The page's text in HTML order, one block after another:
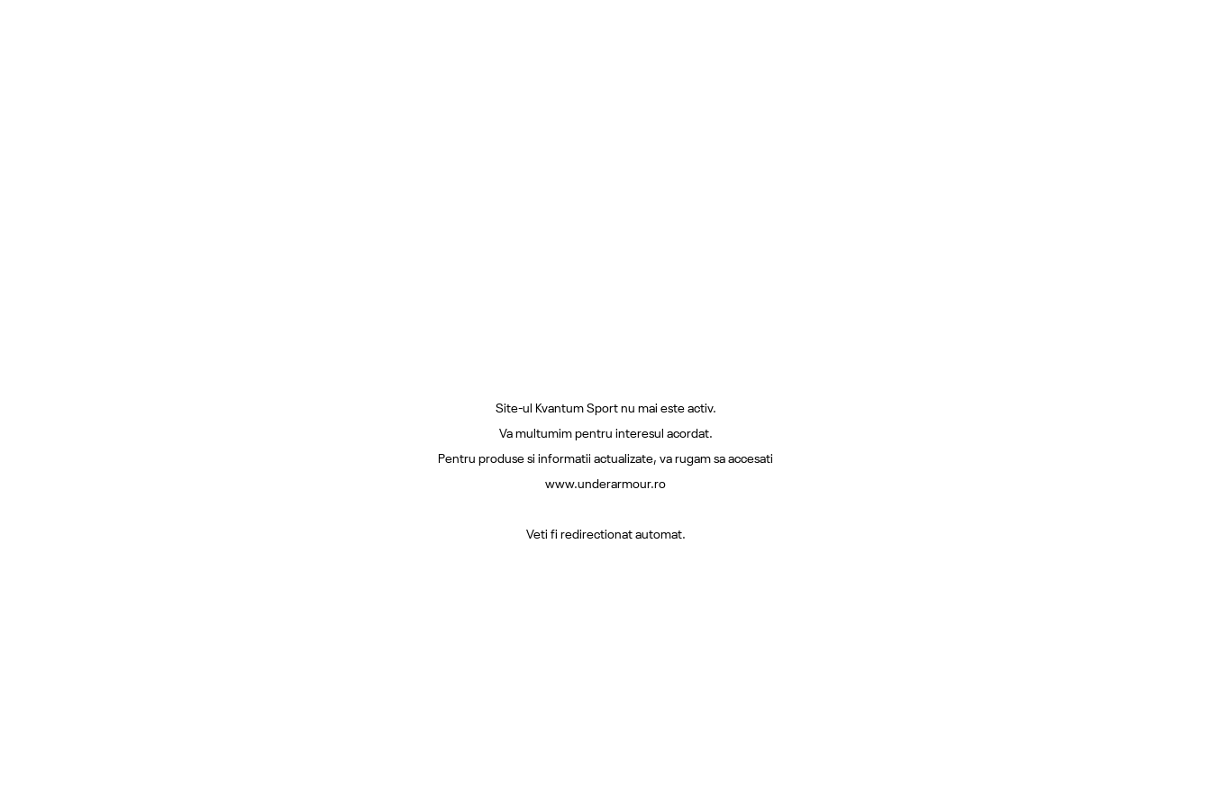
Site-ul Kvantum Sport nu mai este activ.
Va multumim pentru interesul acordat.
Pentru produse si informatii actualizate, va rugam sa accesati
www.underarmour.ro
Veti fi redirectionat automat.